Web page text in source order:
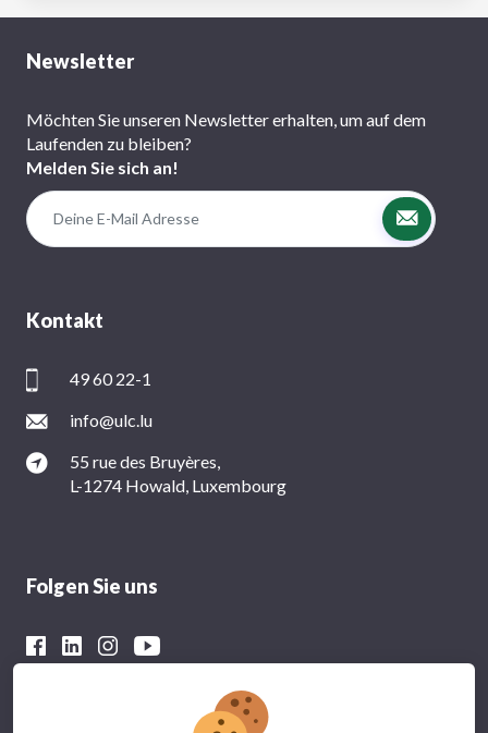
Newsletter
Möchten Sie unseren Newsletter erhalten, um auf dem
Laufenden zu bleiben?
Melden Sie sich an!
Kontakt
49 60 22-1
info@ulc.lu
55 rue des Bruyères,
L-1274 Howald, Luxembourg
Folgen Sie uns
Mit der finanziellen Unterstützung von